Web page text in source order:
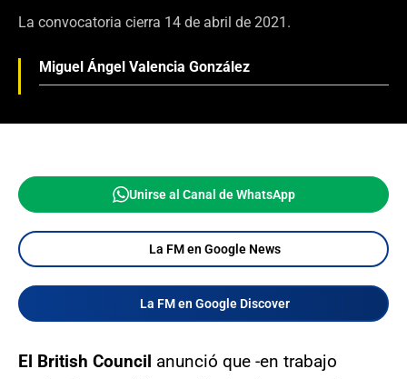
La convocatoria cierra 14 de abril de 2021.
Miguel Ángel Valencia González
Unirse al Canal de WhatsApp
La FM en Google News
La FM en Google Discover
El British Council anunció que -en trabajo